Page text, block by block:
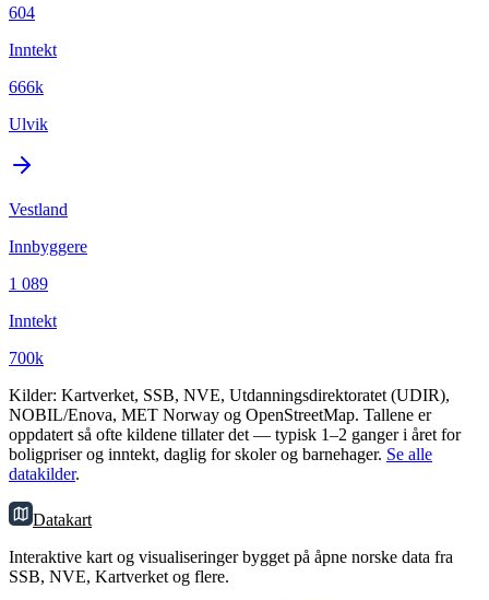
604
Inntekt
666k
Ulvik
Vestland
Innbyggere
1 089
Inntekt
700k
Kilder: Kartverket, SSB, NVE, Utdanningsdirektoratet (UDIR),
NOBIL/Enova, MET Norway og OpenStreetMap. Tallene er
oppdatert så ofte kildene tillater det — typisk 1–2 ganger i året for
boligpriser og inntekt, daglig for skoler og barnehager. Se alle
datakilder.
Datakart
Interaktive kart og visualiseringer bygget på åpne norske data fra
SSB, NVE, Kartverket og flere.